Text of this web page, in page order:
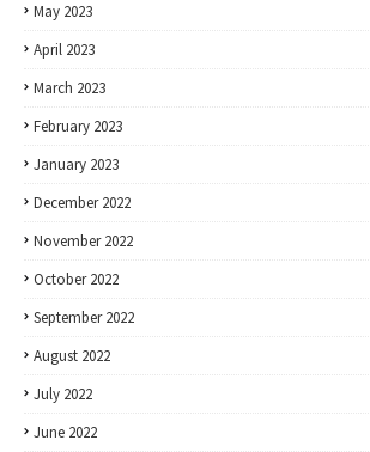
May 2023
April 2023
March 2023
February 2023
January 2023
December 2022
November 2022
October 2022
September 2022
August 2022
July 2022
June 2022